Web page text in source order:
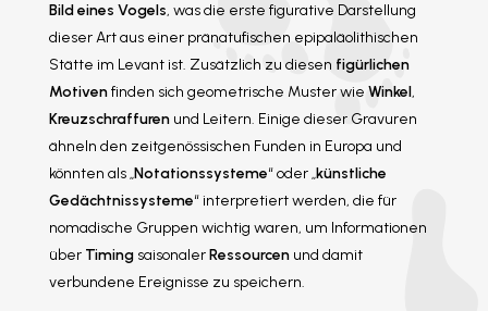
Bild eines Vogels, was die erste figurative Darstellung
dieser Art aus einer pränatufischen epipaläolithischen
Stätte im Levant ist. Zusätzlich zu diesen figürlichen
Motivenfinden sich geometrische Muster wie Winkel,
Kreuzschraffuren und Leitern. Einige dieser Gravuren
ähneln den zeitgenössischen Funden in Europa und
könnten als „Notationssysteme“ oder „künstliche
Gedächtnissysteme“ interpretiert werden, die für
nomadische Gruppen wichtig waren, um Informationen
über Timing saisonalerRessourcen und damit
verbundene Ereignisse zu speichern.